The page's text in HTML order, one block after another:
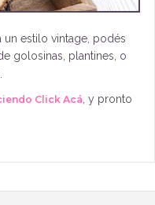
un estilo vintage, podés
golosinas, plantines, o
Click Acá , y pronto